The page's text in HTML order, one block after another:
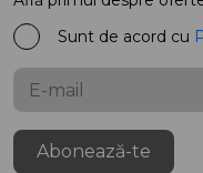
Sunt de acord cu
Abonează-te